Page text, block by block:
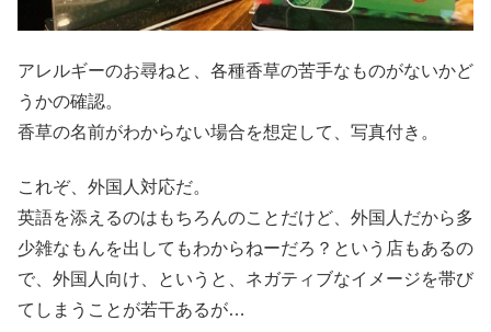
アレルギーのお尋ねと、各種香草の苦手なものがないかど
うかの確認。
香草の名前がわからない場合を想定して、写真付き。
これぞ、外国人対応だ。
英語を添えるのはもちろんのことだけど、外国人だから多
少雑なもんを出してもわからねーだろ？という店もあるの
で、外国人向け、というと、ネガティブなイメージを帯び
てしまうことが若干あるが…